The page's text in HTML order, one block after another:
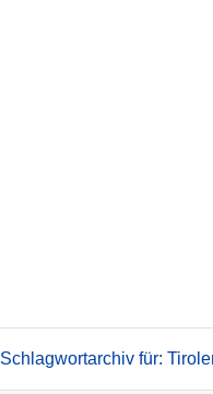
Schlagwortarchiv für: